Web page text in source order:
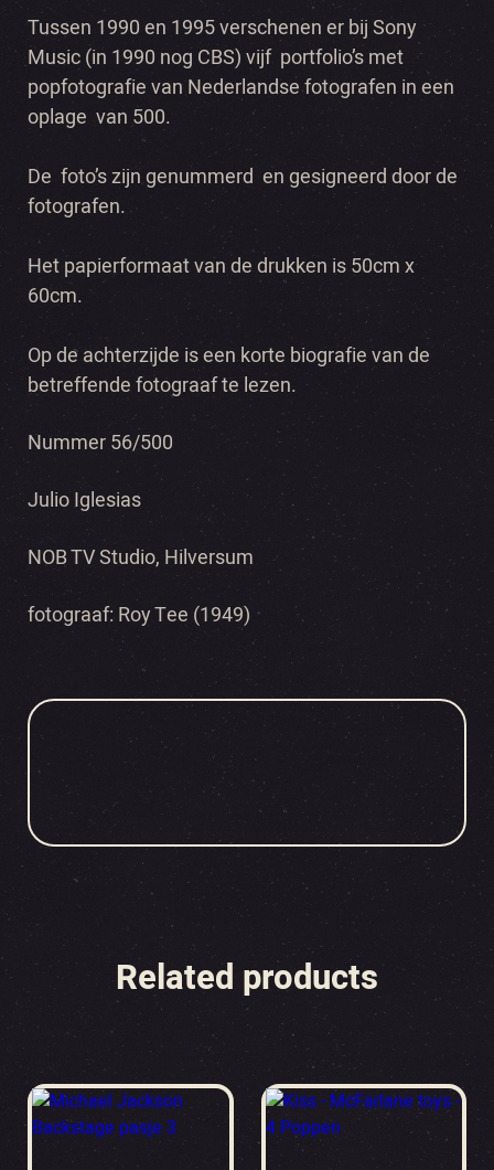
Tussen 1990 en 1995 verschenen er bij Sony
Music (in 1990 nog CBS) vijf portfolio’s met
popfotografie van Nederlandse fotografen in een
oplage van 500.
De foto’s zijn genummerd en gesigneerd door de
fotografen.
Het papierformaat van de drukken is 50cm x
60cm.
Op de achterzijde is een korte biografie van de
betreffende fotograaf te lezen.
Nummer 56/500
Julio Iglesias
NOB TV Studio, Hilversum
fotograaf: Roy Tee (1949)
Related products